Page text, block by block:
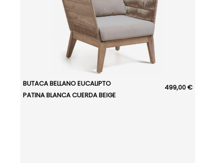
BUTACA BELLANO EUCALIPTO
PATINA BLANCA CUERDA BEIGE
499,00 €